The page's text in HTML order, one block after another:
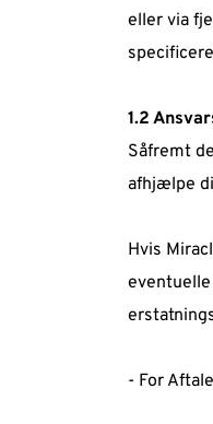
eller via
1.2
Såfremt
afhjælpe
Hvis
- For